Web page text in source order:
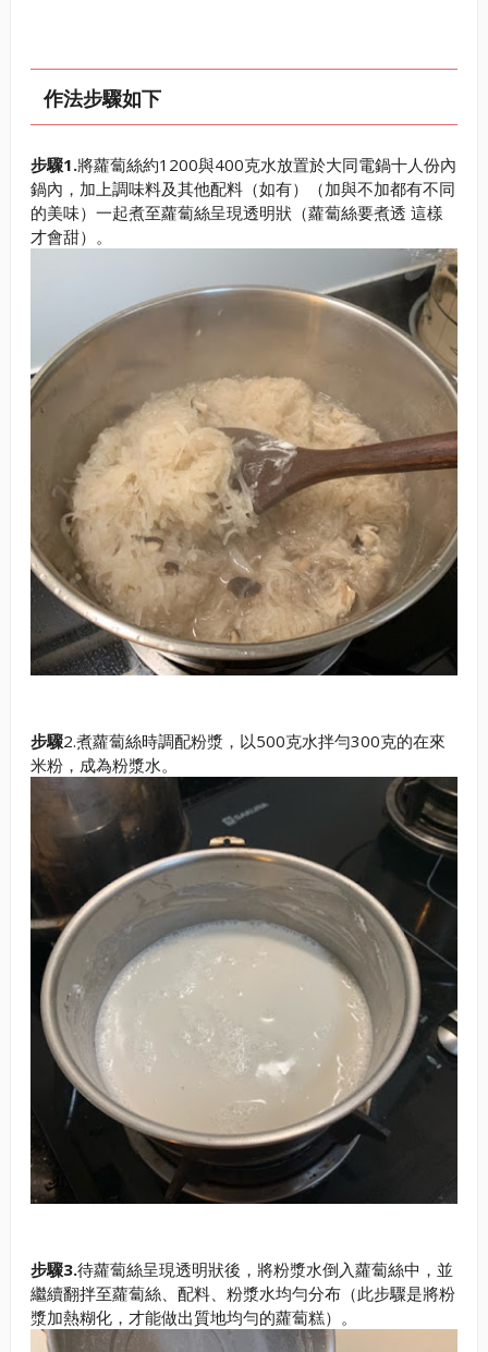
作法步驟如下
步驟1.將蘿蔔絲約1200與400克水放置於大同電鍋十人份內
鍋內，加上調味料及其他配料（如有）（加與不加都有不同
的美味）一起煮至蘿蔔絲呈現透明狀（蘿蔔絲要煮透 這樣
才會甜）。
步驟2.煮蘿蔔絲時調配粉漿，以500克水拌勻300克的在來
米粉，成為粉漿水。
步驟3.待蘿蔔絲呈現透明狀後，將粉漿水倒入蘿蔔絲中，並
繼續翻拌至蘿蔔絲、配料、粉漿水均勻分布（此步驟是將粉
漿加熱糊化，才能做出質地均勻的蘿蔔糕）。